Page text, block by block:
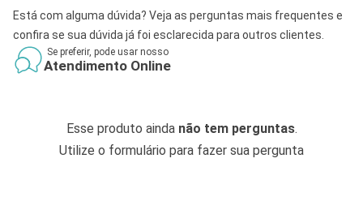
Está com alguma dúvida? Veja as perguntas mais frequentes e
confira se sua dúvida já foi esclarecida para outros clientes.
Se preferir, pode usar nosso
Atendimento Online
Esse produto ainda não tem perguntas.
Utilize o formulário para fazer sua pergunta